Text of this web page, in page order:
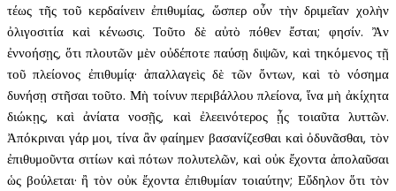
τέως τῆς τοῦ κερδαίνειν ἐπιθυμίας, ὥσπερ οὖν τὴν δριμεῖαν χολὴν
ὀλιγοσιτία καὶ κένωσις. Τοῦτο δὲ αὐτὸ πόθεν ἔσται; φησίν. Ἂν
ἐννοήσῃς, ὅτι πλουτῶν μὲν οὐδέποτε παύσῃ διψῶν, καὶ τηκόμενος τῇ
τοῦ πλείονος ἐπιθυμίᾳ· ἀπαλλαγεὶς δὲ τῶν ὄντων, καὶ τὸ νόσημα
δυνήσῃ στῆσαι τοῦτο. Μὴ τοίνυν περιβάλλου πλείονα, ἵνα μὴ ἀκίχητα
διώκῃς, καὶ ἀνίατα νοσῇς, καὶ ἐλεεινότερος ᾖς τοιαῦτα λυττῶν.
Ἀπόκριναι γάρ μοι, τίνα ἂν φαίημεν βασανίζεσθαι καὶ ὀδυνᾶσθαι, τὸν
ἐπιθυμοῦντα σιτίων καὶ πότων πολυτελῶν, καὶ οὐκ ἔχοντα ἀπολαῦσαι
ὡς βούλεται· ἢ τὸν οὐκ ἔχοντα ἐπιθυμίαν τοιαύτην; Εὔδηλον ὅτι τὸν